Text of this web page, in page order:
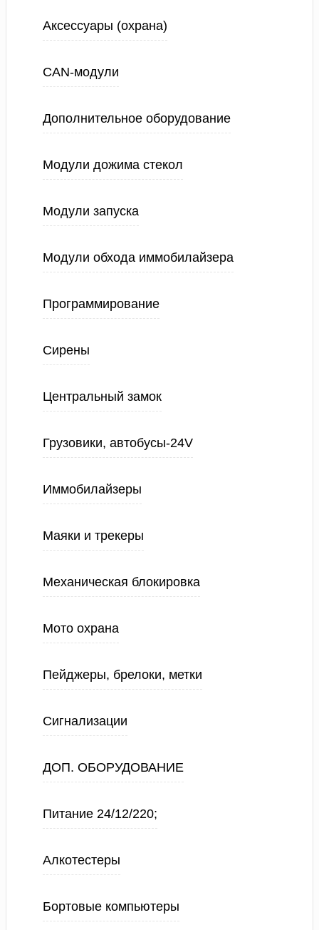
Аксессуары (охрана)
CAN-модули
Дополнительное оборудование
Модули дожима стекол
Модули запуска
Модули обхода иммобилайзера
Программирование
Сирены
Центральный замок
Грузовики, автобусы-24V
Иммобилайзеры
Маяки и трекеры
Механическая блокировка
Мото охрана
Пейджеры, брелоки, метки
Сигнализации
ДОП. ОБОРУДОВАНИЕ
Питание 24/12/220;
Алкотестеры
Бортовые компьютеры